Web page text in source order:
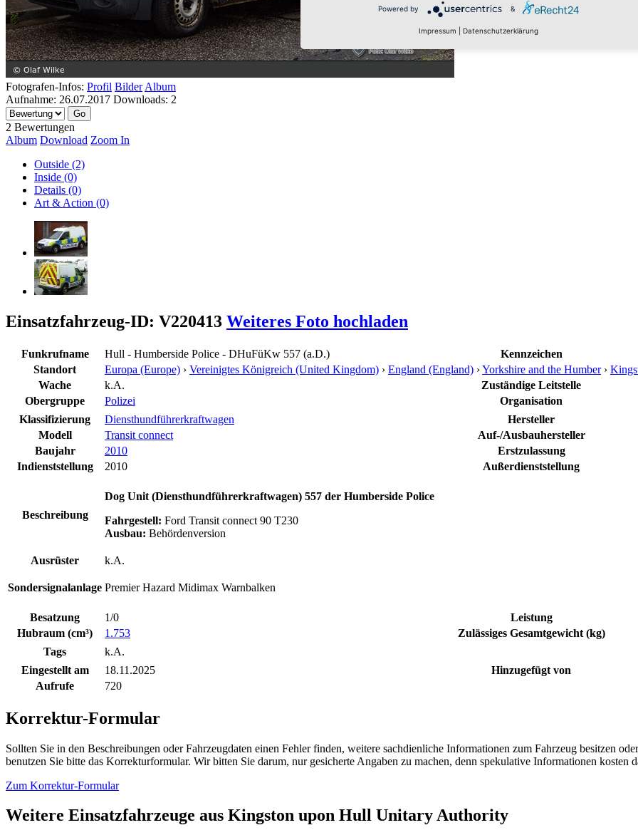
Fotografen-Infos: Profil Bilder Album
Aufnahme: 26.07.2017 Downloads: 2
2 Bewertungen
Album Download Zoom In
Outside (2)
Inside (0)
Details (0)
Art & Action (0)
Einsatzfahrzeug-ID: V220413 Weiteres Foto hochladen
Funkrufname Hull - Humberside Police - DHuFüKw 557 (a.D.)
Kennzeichen
Standort
Europa (Europe) › Vereinigtes Königreich (United Kingdom) › England (England) ›Yorkshire and the Humber›
Wache
k.A.
Zuständige Leitstelle
Obergruppe
Polizei
Organisation
Klassifizierung
Diensthundführerkraftwagen
Hersteller
Modell
Transit connect
Auf-/Ausbauhersteller
Baujahr
2010
Erstzulassung
Indienststellung
2010 Außerdienststellung
Beschreibung
Dog Unit (Diensthundführerkraftwagen) 557 der Humberside Police
Fahrgestell: Ford Transit connect 90 T230
Ausbau: Behördenversion
Ausrüster k.A.
Sondersignalanlage Premier Hazard Midimax Warnbalken
Besatzung 1/0
Leistung
Hubraum (cm³)
1.753
Zulässiges Gesamtgewicht (kg)
Tags
k.A.
Eingestellt am
18.11.2025
Hinzugefügt von
Aufrufe
720
Korrektur-Formular
Sollten Sie in den Beschreibungen oder Fahrzeugdaten einen Fehler finden, weitere sachdienliche Informationen zum Fahrzeug besitzen
benutzen Sie bitte das Korrekturformular. Wir bitten Sie darum, nur gesicherte Angaben zu machen, denn spekulative Informationen
Zum Korrektur-Formular
Weitere Einsatzfahrzeuge aus Kingston upon Hull Unitary Authority
Powered by &
Impressum Datenschutzerklärung